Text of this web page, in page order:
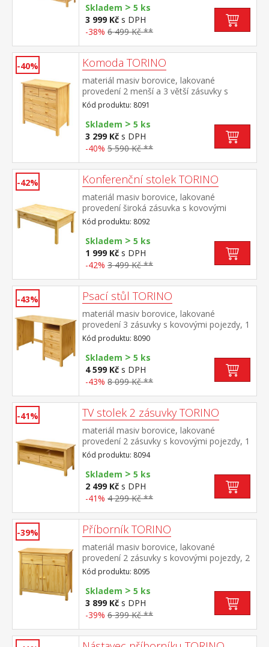
Skladem > 5 ks
3 999 Kč s DPH
-38% 6 499 Kč **
-40% Komoda TORINO
materiál masiv borovice, lakované
provedení 2 menší a 3 větší zásuvky s
kovovými pojezdy
Kód produktu: 8091
Skladem > 5 ks
3 299 Kč s DPH
-40% 5 590 Kč **
-42% Konferenční stolek TORINO
materiál masiv borovice, lakované
provedení široká zásuvka s kovovými
pojezdy
Kód produktu: 8092
Skladem > 5 ks
1 999 Kč s DPH
-42% 3 499 Kč **
-43% Psací stůl TORINO
materiál masiv borovice, lakované
provedení 3 zásuvky s kovovými pojezdy, 1
police výsuv není součástí dodávky ke stolu
je možno dokoupit výsuvnou desku na
klávesnici 8840
Kód produktu: 8090
Skladem > 5 ks
4 599 Kč s DPH
-43% 8 099 Kč **
-41% TV stolek 2 zásuvky TORINO
materiál masiv borovice, lakované
provedení 2 zásuvky s kovovými pojezdy, 1
police
Kód produktu: 8094
Skladem > 5 ks
2 499 Kč s DPH
-41% 4 299 Kč **
-39% Příborník TORINO
materiál masiv borovice, lakované
provedení 2 zásuvky s kovovými pojezdy, 2
plné dveře, 1 police vhodný doplněk
nástavec 8096
Kód produktu: 8095
Skladem > 5 ks
3 899 Kč s DPH
-39% 6 399 Kč **